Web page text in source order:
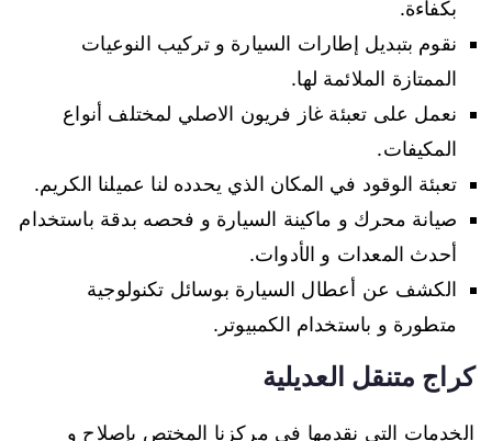
بكفاءة.
نقوم بتبديل إطارات السيارة و تركيب النوعيات
الممتازة الملائمة لها.
نعمل على تعبئة غاز فريون الاصلي لمختلف أنواع
المكيفات.
تعبئة الوقود في المكان الذي يحدده لنا عميلنا الكريم.
صيانة محرك و ماكينة السيارة و فحصه بدقة باستخدام
أحدث المعدات و الأدوات.
الكشف عن أعطال السيارة بوسائل تكنولوجية
متطورة و باستخدام الكمبيوتر.
كراج متنقل العديلية
الخدمات التي نقدمها في مركزنا المختص بإصلاح و